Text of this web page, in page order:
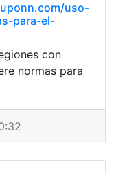
uso-
para-el-
con
normas para